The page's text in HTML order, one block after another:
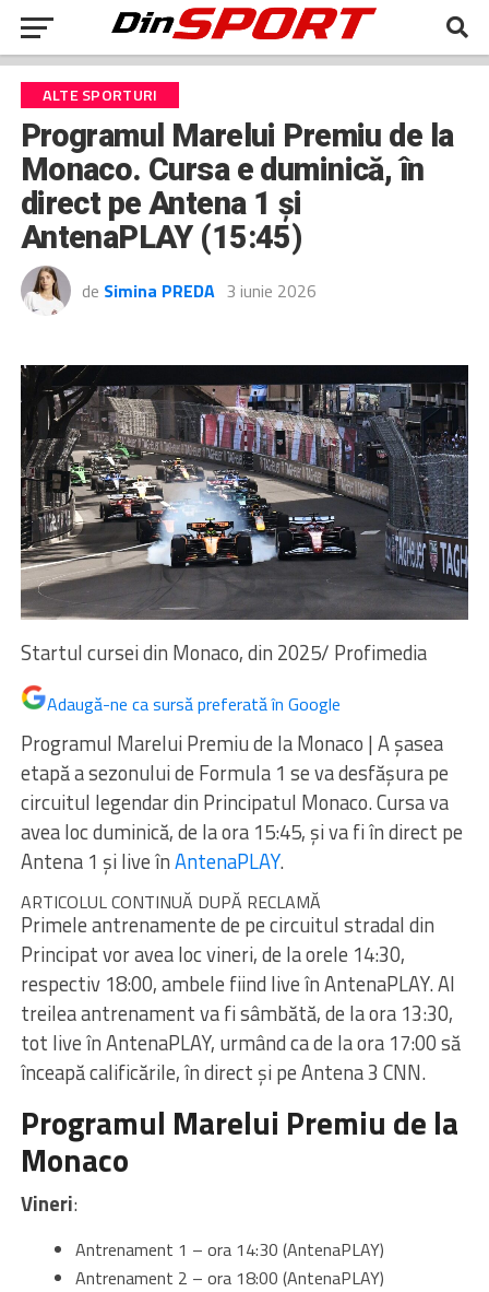
ALTE SPORTURI
Programul Marelui Premiu de la
Monaco. Cursa e duminică, în
direct pe Antena 1 şi
AntenaPLAY (15:45)
de Simina PREDA 3 iunie 2026
Startul cursei din Monaco, din 2025/ Profimedia
Adaugă-ne ca sursă preferată în Google
Programul Marelui Premiu de la Monaco | A şasea
etapă a sezonului de Formula 1 se va desfăşura pe
circuitul legendar din Principatul Monaco. Cursa va
avea loc duminică, de la ora 15:45, şi va fi în direct pe
Antena 1 şi live înAntenaPLAY.
ARTICOLUL CONTINUĂ DUPĂ RECLAMĂ
Primele antrenamente de pe circuitul stradal din
Principat vor avea loc vineri, de la orele 14:30,
respectiv 18:00, ambele fiind live în AntenaPLAY. Al
treilea antrenament va fi sâmbătă, de la ora 13:30,
tot live în AntenaPLAY, urmând ca de la ora 17:00 să
înceapă calificările, în direct şi pe Antena 3 CNN.
Programul Marelui Premiu de la
Monaco
Vineri:
Antrenament 1 – ora 14:30 (AntenaPLAY)
Antrenament 2 – ora 18:00 (AntenaPLAY)